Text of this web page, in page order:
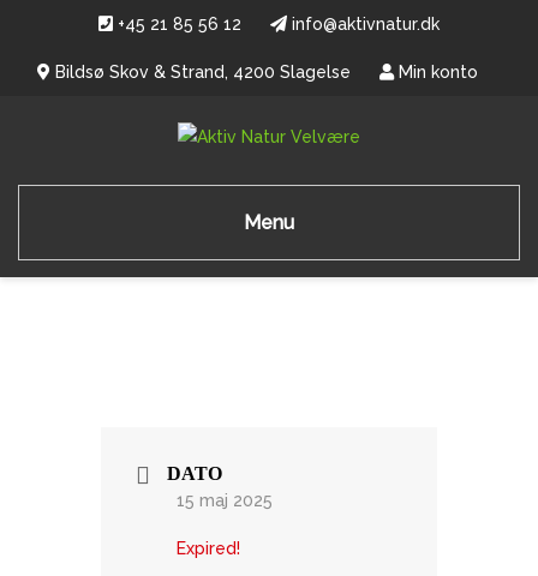
+45 21 85 56 12 info@aktivnatur.dk
Bildsø Skov & Strand, 4200 Slagelse Min konto
Menu
DATO
15 maj 2025
Expired!